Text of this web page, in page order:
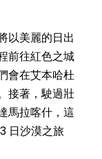
以美麗的日出
前往紅色之城
會在艾本哈杜
接著，駛過壯
馬拉喀什，這
日沙漠之旅